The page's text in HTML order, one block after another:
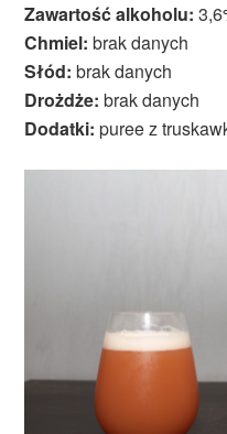
Zawartość alkoholu:
Chmiel: brak danych
Słód: brak danych
Drożdże: brak danych
Dodatki: puree z